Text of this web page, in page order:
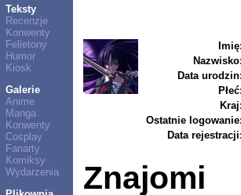
Teksty
Recenzje
Konwenty
Felietony
Humor
Kiosk
Galerie
Anime
Manga
Konwenty
Cosplay
Fanarty
Komiksy
Wydarzenia
Imię:
Nazwisko:
Data urodzin:
Płeć:
Kraj:
Ostatnie logowanie:
Data rejestracji:
Znajomi